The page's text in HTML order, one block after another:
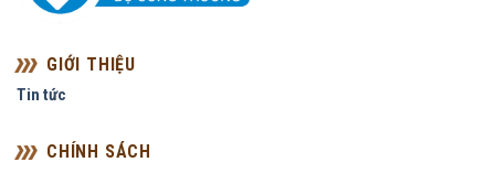
GIỚI THIỆU
Tin tức
CHÍNH SÁCH